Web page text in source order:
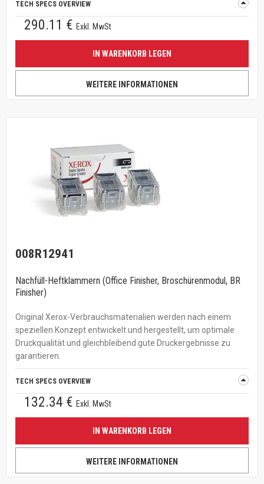
TECH SPECS OVERVIEW
290.11 € Exkl. MwSt
IN WARENKORB LEGEN
WEITERE INFORMATIONEN
008R12941
Nachfüll-Heftklammern (Office Finisher, Broschürenmodul, BR
Finisher)
Original Xerox-Verbrauchsmaterialien werden nach einem
speziellen Konzept entwickelt und hergestellt, um optimale
Druckqualität und gleichbleibend gute Druckergebnisse zu
garantieren.
TECH SPECS OVERVIEW
132.34 € Exkl. MwSt
IN WARENKORB LEGEN
WEITERE INFORMATIONEN